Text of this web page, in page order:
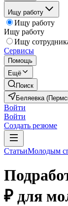
Ищу работу
Ищу работу
Ищу работу
Ищу
Сервисы
Помощь
Ещё
Поиск
Беляевка
Войти
Войти
Создать резюме
СтатьиМолодым
₽ для